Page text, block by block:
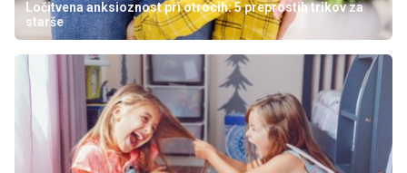
Ločitvena anksioznost pri otrocih: 5 preprostih trikov za
starše